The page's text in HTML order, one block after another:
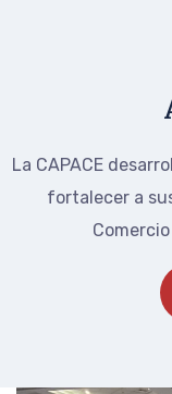
La CAPACE
fortalecer a